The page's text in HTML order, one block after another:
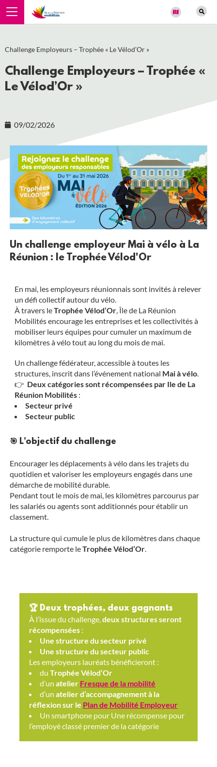
Challenge Employeurs – Trophée « Le Vélod’Or »
Challenge Employeurs – Trophée «
Le Vélod’Or »
09/02/2026
Un challenge employeur Mai à vélo à La
Réunion : le Trophée Vélod'Or
En mai, les employeurs réunionnais sont invités à relever
un défi collectif autour du vélo.
À travers leTrophée Vélod’Or , Île de La Réunion
Mobilités encourage les entreprises et les collectivités à
mobiliser leurs équipes pour cumuler un maximum de
kilomètres à vélo tout au long du mois de mai.
Un challenge fédérateur, accessible à toutes les
structures, inscrit dans l’événement national Mai à vélo
👉 Deux catégories sont récompensées par Ile de La
Réunion Mobilités :
Secteur privé
Secteur public
🎯 L’objectif du challenge
Encourager les déplacements à vélo dans les trajets du
quotidien et valoriser les employeurs engagés dans une
démarche de mobilité durable.
Pendant tout le mois de mai, les kilomètres parcourus par
les salariés ou agents sont additionnés pour établir un
classement.
La structure qui cumule le plus de kilomètres dans chaque
catégorie remporte leTrophée Vélod’Or
🏆 Deux trophées, deux gagnants
À l’issue du challenge, deux structures seront
récompensées :
Une structure du secteur privé
Une structure du secteur public
Les employeurs lauréats bénéficieront :
du Trophée Vélod’Or
d’un atelier Fresque de la mobilité
d’un atelier d’accompagnement à la
réflexion sur le Plan de Mobilité Employeur
Un smartphone pour Une récompense pour
l’employé classé premier de la catégorie
Panneau de gestion des cookies